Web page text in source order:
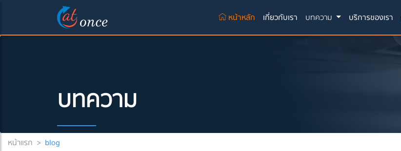
หน้าหลัก (current)
เกี่ยวกับเรา บทความ บริการของเรา
บทความ
หน้าแรก > blog